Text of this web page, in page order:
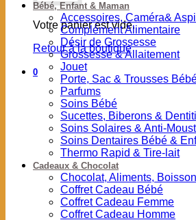
Votre panier est vide.
Retour à la boutique
0
Bébé, Enfant & Maman
Accessoires, Caméra&
Complément Alimentaire
Désir de Grossesse
Grossesse & Allaitement
Jouet
Porte, Sac & Trousses
Parfums
Soins Bébé
Sucettes, Biberons &
Soins Solaires & Anti-
Soins Dentaires Bébé &
Thermo Rapid & Tire-lait
Cadeaux & Chocolat
Chocolat, Aliments,
Coffret Cadeau Bébé
Coffret Cadeau Femme
Coffret Cadeau Homme